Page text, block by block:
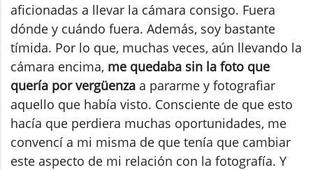
aficionadas a llevar la cámara consigo. Fuera
dónde y cuándo fuera. Además, soy bastante
tímida. Por lo que, muchas veces, aún llevando la
cámara encima, me quedaba sin la foto que
quería por vergüenza a pararme y fotografiar
aquello que había visto. Consciente de que esto
hacía que perdiera muchas oportunidades, me
convencí a mi misma de que tenía que cambiar
este aspecto de mi relación con la fotografía. Y